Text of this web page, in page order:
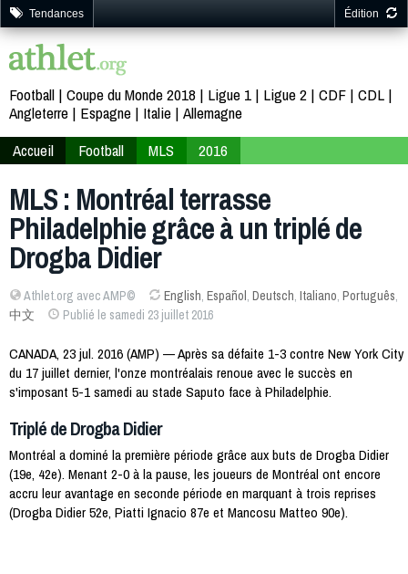
Tendances Édition
Football Coupe du Monde 2018 Ligue 1 Ligue 2 CDF CDL
Angleterre
Espagne Italie Allemagne
Accueil
Football MLS 2016
MLS : Montréal terrasse
Philadelphie grâce à un triplé de
Drogba Didier
Athlet.org avec AMP© English, Español, Deutsch, Italiano, Português,
中文
Publié le samedi 23 juillet 2016
CANADA, 23 jul. 2016 (AMP) — Après sa défaite 1-3 contre New York City
du 17 juillet dernier, l'onze montréalais renoue avec le succès en
s'imposant 5-1 samedi au stade Saputo face à Philadelphie.
Triplé de Drogba Didier
Montréal a dominé la première période grâce aux buts de Drogba Didier
(19e, 42e). Menant 2-0 à la pause, les joueurs de Montréal ont encore
accru leur avantage en seconde période en marquant à trois reprises
(Drogba Didier 52e, Piatti Ignacio 87e et Mancosu Matteo 90e).